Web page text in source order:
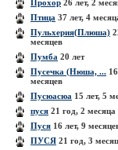
Прохор 26 лет, 2
Птица 37 лет, 4
Пульхерия(Плюша)
месяцев
Пумба 20 лет
Пусечка (Нюша, ...
месяцев
Пусюасюа 15 лет, 5
пуся 21 год, 2 месяца
Пуся 16 лет, 9
ПУСЯ 21 год, 3